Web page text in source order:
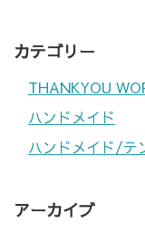
カテゴリー
THANKYOU
ハンドメイド
ハンドメイド/テ
アーカイブ